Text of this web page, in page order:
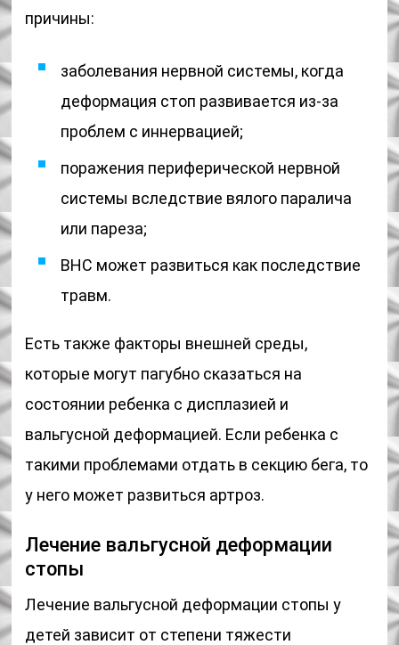
причины:
заболевания нервной системы, когда
деформация стоп развивается из-за
проблем с иннервацией;
поражения периферической нервной
системы вследствие вялого паралича
или пареза;
ВНС может развиться как последствие
травм.
Есть также факторы внешней среды,
которые могут пагубно сказаться на
состоянии ребенка с дисплазией и
вальгусной деформацией. Если ребенка с
такими проблемами отдать в секцию бега, то
у него может развиться артроз.
Лечение вальгусной деформации
стопы
Лечение вальгусной деформации стопы у
детей зависит от степени тяжести